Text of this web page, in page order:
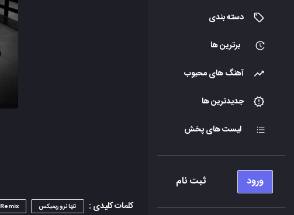
دسته بندی
برترین ها
آهنگ های محبوب
جدیدترین ها
لیست های پخش
ورود ثبت نام
کلمات کلیدی : تنها نرو ریمیکس